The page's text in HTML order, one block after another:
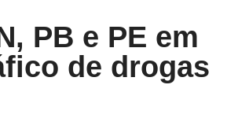
PB e PE em
de drogas